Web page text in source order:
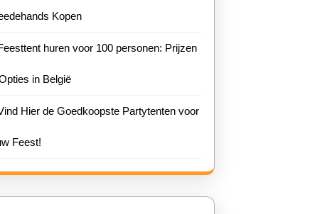
Kopen
huren voor 100 personen: Prijzen
in België
Hier de Goedkoopste Partytenten voor
Feest!